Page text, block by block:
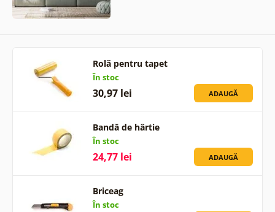
Rolă pentru tapet
În stoc
30,97 lei ADAUGĂ
Bandă de hârtie
În stoc
24,77 lei ADAUGĂ
Briceag
În stoc